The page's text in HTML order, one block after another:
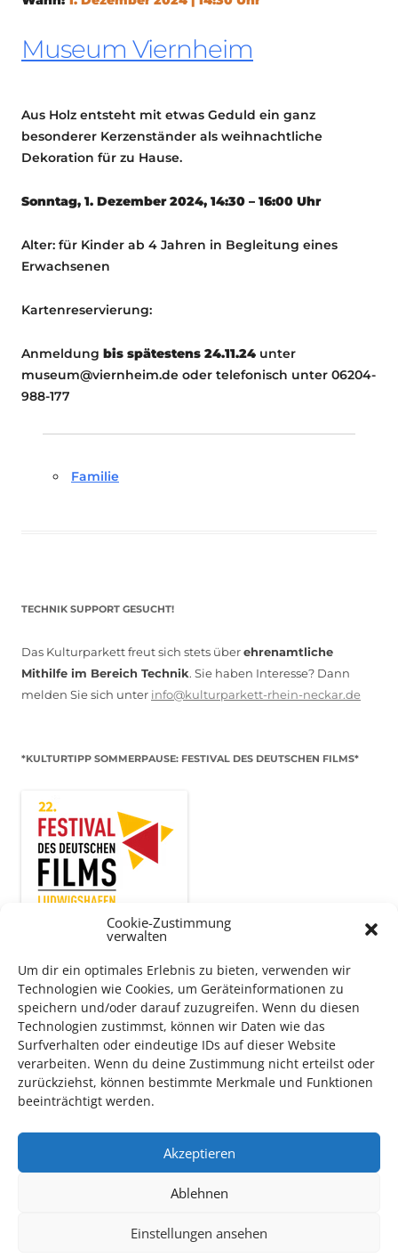
Cookie-Zustimmung
verwalten
Um dir ein optimales Erlebnis zu bieten, verwenden wir
Technologien wie Cookies, um Geräteinformationen zu
speichern und/oder darauf zuzugreifen. Wenn du diesen
Technologien zustimmst, können wir Daten wie das
Surfverhalten oder eindeutige IDs auf dieser Website
verarbeiten. Wenn du deine Zustimmung nicht erteilst oder
zurückziehst, können bestimmte Merkmale und Funktionen
beeinträchtigt werden.
Akzeptieren
Ablehnen
Einstellungen ansehen
Museum Viernheim
Aus Holz entsteht mit etwas Geduld ein ganz
besonderer Kerzenständer als weihnachtliche
Dekoration für zu Hause.
Sonntag, 1. Dezember 2024, 14:30 – 16:00 Uhr
Alter: für Kinder ab 4 Jahren in Begleitung eines
Erwachsenen
Kartenreservierung:
Anmeldung bis spätestens 24.11.24 unter
museum@viernheim.de oder telefonisch unter 06204-
988-177
Familie
TECHNIK SUPPORT GESUCHT!
Das Kulturparkett freut sich stets überehrenamtliche
Mithilfe im Bereich Technik. Sie haben Interesse? Dann
melden Sie sich unter info@kulturparkett-rhein-neckar.de
*KULTURTIPP SOMMERPAUSE: FESTIVAL DES DEUTSCHEN FILMS*
Auch dieses Jahr findet wieder dasFestival des deutschen
Filmsin Ludwigshafen statt.
Vom 19. August bist zum 9. Septemberhaben Kulturpass-
Inhaber*innen freien Eintrittzu den Vorstellungen – 30
Minuten vor Beginn des Films und solange der Vorrat reicht!
Weitere Details zum Festival finden SieHIER
DIGITAL KULTURPASS BEANTRAGEN
NEU: DOWNLOAD UND DIGITAL BEANTRAGEN!